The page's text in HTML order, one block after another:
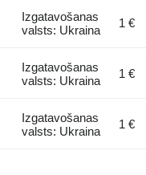
Izgatavošanas
valsts: Ukraina
1 €
Izgatavošanas
valsts: Ukraina
1 €
Izgatavošanas
valsts: Ukraina
1 €